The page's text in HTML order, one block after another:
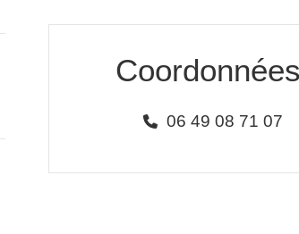
Coordonnées
06 49 08 71 07